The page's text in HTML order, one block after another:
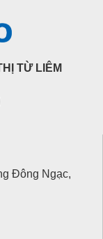
TỪ LIÊM
Đông Ngạc,